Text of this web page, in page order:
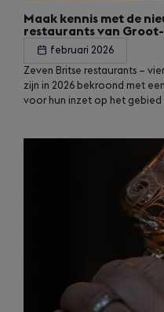
Maak kennis met de
restaurants van
februari 2026
Zeven Britse restaurants –
zijn in 2026 bekroond met
voor hun inzet op het gebied